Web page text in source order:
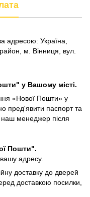
адресою: Україна,
м. Вінниця, вул.
у Вашому місті.
«Нової Пошти» у
пред'явити паспорт та
наш менеджер після
Пошти".
адресу.
доставку до дверей
доставкою посилки,